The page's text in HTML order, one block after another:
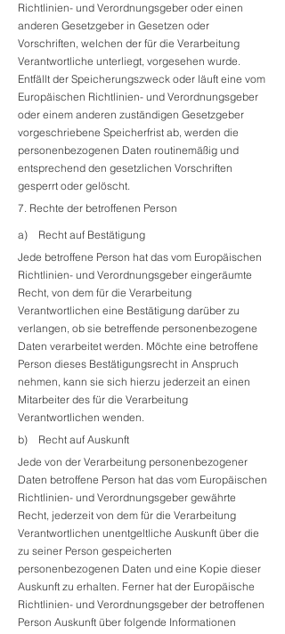
Richtlinien- und Verordnungsgeber oder einen
anderen Gesetzgeber in Gesetzen oder
Vorschriften, welchen der für die Verarbeitung
Verantwortliche unterliegt, vorgesehen wurde.
Entfällt der Speicherungszweck oder läuft eine vom
Europäischen Richtlinien- und Verordnungsgeber
oder einem anderen zuständigen Gesetzgeber
vorgeschriebene Speicherfrist ab, werden die
personenbezogenen Daten routinemäßig und
entsprechend den gesetzlichen Vorschriften
gesperrt oder gelöscht.
7. Rechte der betroffenen Person
a) Recht auf Bestätigung
Jede betroffene Person hat das vom Europäischen
Richtlinien- und Verordnungsgeber eingeräumte
Recht, von dem für die Verarbeitung
Verantwortlichen eine Bestätigung darüber zu
verlangen, ob sie betreffende personenbezogene
Daten verarbeitet werden. Möchte eine betroffene
Person dieses Bestätigungsrecht in Anspruch
nehmen, kann sie sich hierzu jederzeit an einen
Mitarbeiter des für die Verarbeitung
Verantwortlichen wenden.
b) Recht auf Auskunft
Jede von der Verarbeitung personenbezogener
Daten betroffene Person hat das vom Europäischen
Richtlinien- und Verordnungsgeber gewährte
Recht, jederzeit von dem für die Verarbeitung
Verantwortlichen unentgeltliche Auskunft über die
zu seiner Person gespeicherten
personenbezogenen Daten und eine Kopie dieser
Auskunft zu erhalten. Ferner hat der Europäische
Richtlinien- und Verordnungsgeber der betroffenen
Person Auskunft über folgende Informationen